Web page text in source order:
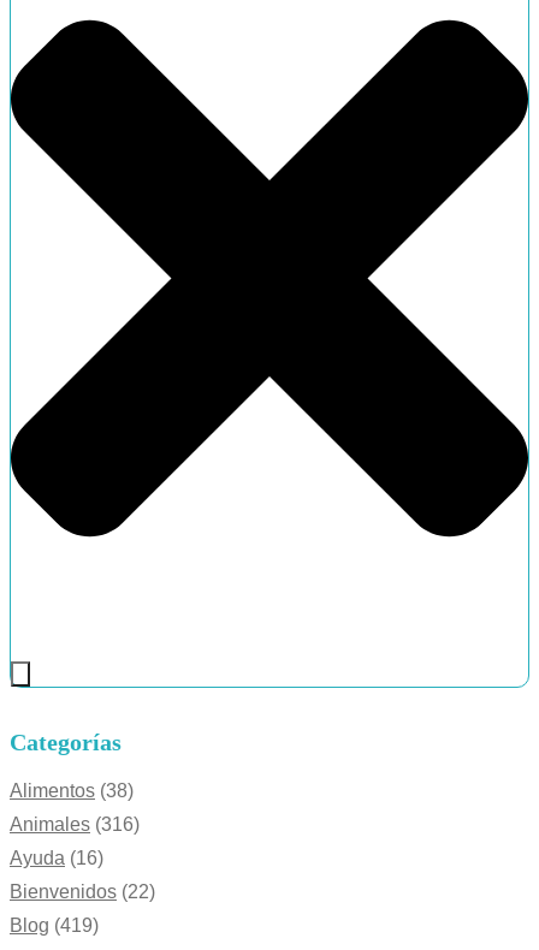
Categorías
Alimentos (38)
Animales (316)
Ayuda (16)
Bienvenidos (22)
Blog (419)